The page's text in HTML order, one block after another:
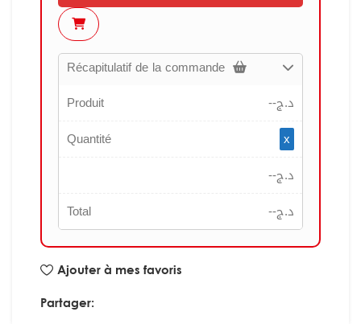
Récapitulatif de la commande
Produit
--د.ج
Quantité
x
--د.ج
Total
--د.ج
Ajouter à mes favoris
Partager: